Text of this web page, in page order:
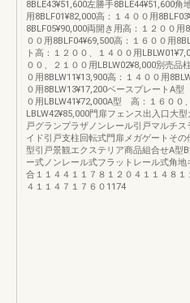
8BLE43¥51,600左勝手8BLE44¥51,600角
用8BLF01¥82,000高：１４００用
8BLF05¥90,000両開き用高：１２００用
００用8BLF04¥69,500高：１６００用
ト高：１２００、１４００用
００、２１００用LBLW02¥8,000別売品
０用8BLW11¥13,900高：１４００用
０用8BLW13¥17,200ベースプレートA
０用LBLW41¥72,000A型 高：１６００
LBLW42¥85,000門扉フェンス出入口大
戸グランプラザノンレール引戸マルチス
イド引戸支柱回転式門扉メガゲートそ
型引戸景観エクステリア商品組合せA型
ー式ノンレール式フラットレール式角
合１１４４１１７８１２０４１１４８１
４１１４７１７６０1174